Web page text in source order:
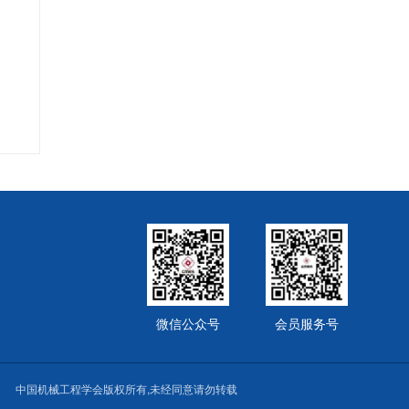
微信公众号 会员服务号
中国机械工程学会版权所有,未经同意请勿转载